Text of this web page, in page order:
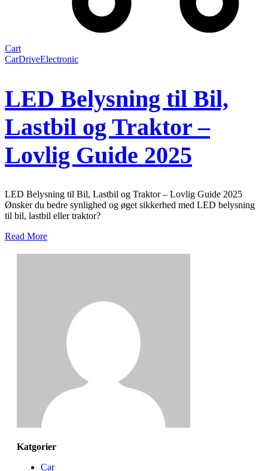
Cart
CarDriveElectronic
LED Belysning til Bil,
Lastbil og Traktor –
Lovlig Guide 2025
LED Belysning til Bil, Lastbil og Traktor – Lovlig Guide 2025
Ønsker du bedre synlighed og øget sikkerhed med LED belysning
til bil, lastbil eller traktor?
Read More
Katgorier
Car